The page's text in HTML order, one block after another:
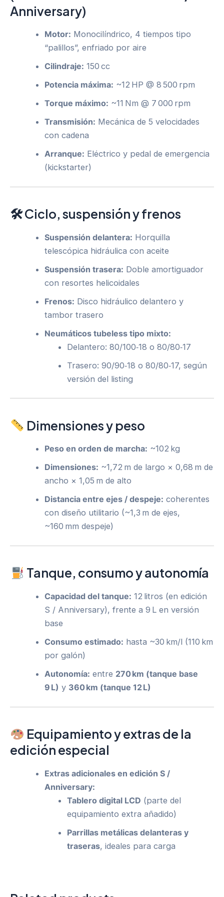
Anniversary)
Motor: Monocilíndrico, 4 tiempos tipo
“palillos”, enfriado por aire
Cilindraje: 150 cc
Potencia máxima: ~12 HP @ 8 500 rpm
Torque máximo: ~11 Nm @ 7 000 rpm
Transmisión: Mecánica de 5 velocidades
con cadena
Arranque: Eléctrico y pedal de emergencia
(kickstarter)
🛠 Ciclo, suspensión y frenos
Suspensión delantera: Horquilla
telescópica hidráulica con aceite
Suspensión trasera: Doble amortiguador
con resortes helicoidales
Frenos: Disco hidráulico delantero y
tambor trasero
Neumáticos tubeless tipo mixto:
Delantero: 80/100‑18 o 80/80‑17
Trasero: 90/90‑18 o 80/80‑17, según
versión del listing
Dimensiones y peso
Peso en orden de marcha: ~102 kg
Dimensiones: ~1,72 m de largo × 0,68 m de
ancho × 1,05 m de alto
Distancia entre ejes / despeje: coherentes
con diseño utilitario (~1,3 m de ejes,
~160 mm despeje)
Tanque, consumo y autonomía
Capacidad del tanque: 12 litros (en edición
S / Anniversary), frente a 9 L en versión
base
Consumo estimado: hasta ~30 km/l (110 km
por galón)
Autonomía: entre 270 km (tanque base
9 L) y 360 km (tanque 12 L)
Equipamiento y extras de la
edición especial
Extras adicionales en edición S /
Anniversary:
Tablero digital LCD (parte del
equipamiento extra añadido)
Parrillas metálicas delanteras y
traseras, ideales para carga